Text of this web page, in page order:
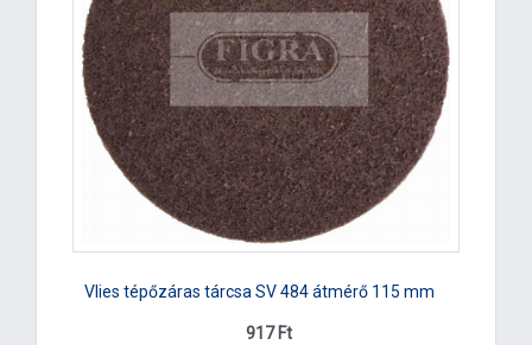
Vlies tépőzáras tárcsa SV 484 átmérő 115 mm
917 Ft